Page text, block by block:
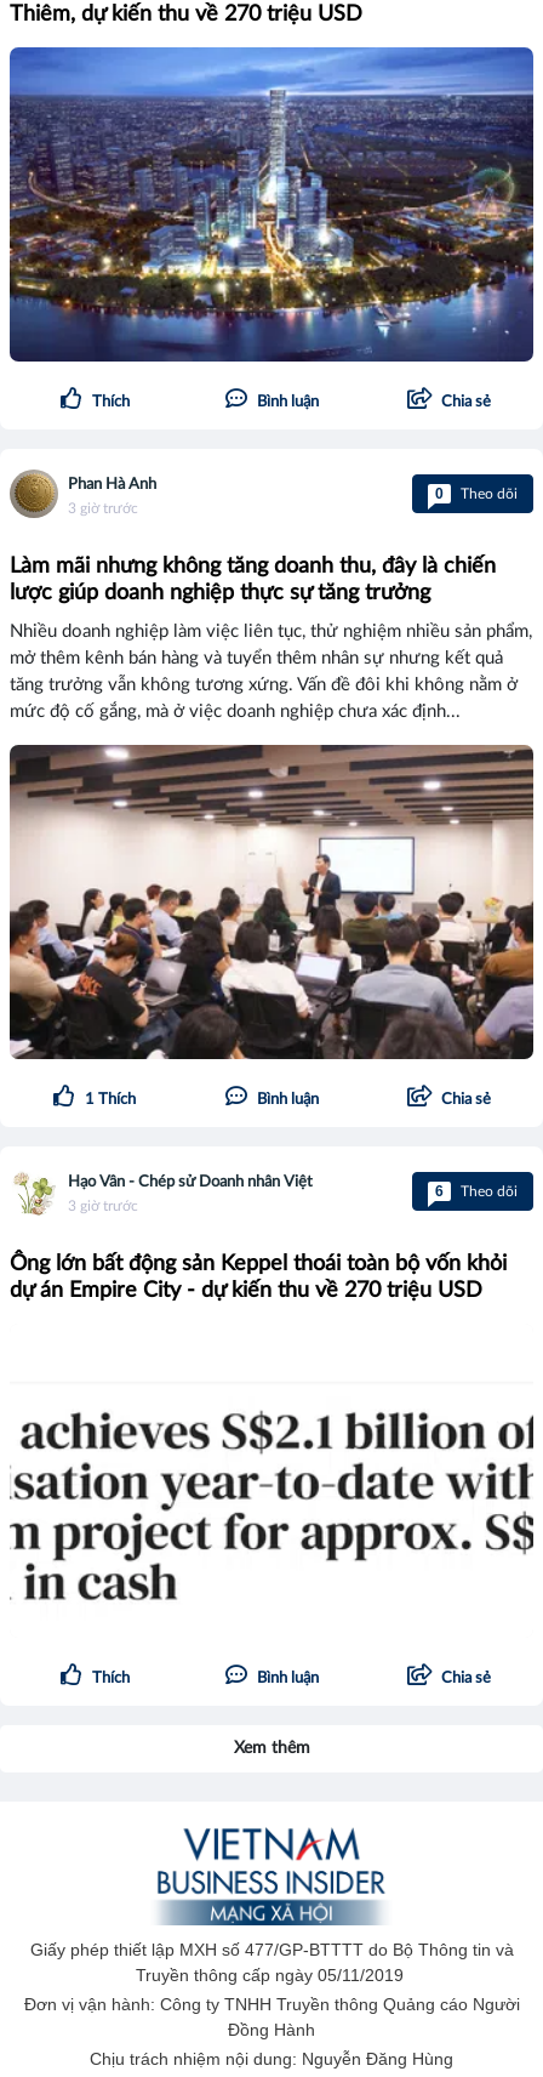
Thiêm, dự kiến thu về 270 triệu USD
Thích Bình luận Chia sẻ
Phan Hà Anh
3 giờ trước
0 Theo dõi
Làm mãi nhưng không tăng doanh thu, đây là chiến
lược giúp doanh nghiệp thực sự tăng trưởng
Nhiều doanh nghiệp làm việc liên tục, thử nghiệm nhiều sản phẩm,
mở thêm kênh bán hàng và tuyển thêm nhân sự nhưng kết quả
tăng trưởng vẫn không tương xứng. Vấn đề đôi khi không nằm ở
mức độ cố gắng, mà ở việc doanh nghiệp chưa xác định...
1 Thích Bình luận Chia sẻ
Hạo Vân - Chép sử Doanh nhân Việt
3 giờ trước
6 Theo dõi
Ông lớn bất động sản Keppel thoái toàn bộ vốn khỏi
dự án Empire City - dự kiến thu về 270 triệu USD
Thích Bình luận Chia sẻ
Xem thêm
Giấy phép thiết lập MXH số 477/GP-BTTTT do Bộ Thông tin và
Truyền thông cấp ngày 05/11/2019
Đơn vị vận hành: Công ty TNHH Truyền thông Quảng cáo Người
Đồng Hành
Chịu trách nhiệm nội dung: Nguyễn Đăng Hùng